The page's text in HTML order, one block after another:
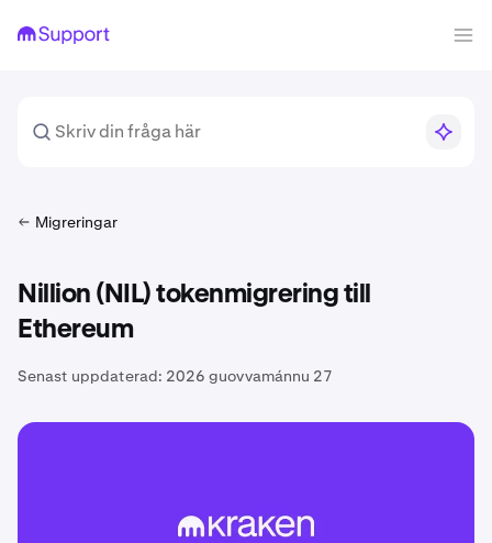
Migreringar
Nillion (NIL) tokenmigrering till
Ethereum
Senast uppdaterad: 2026 guovvamánnu 27